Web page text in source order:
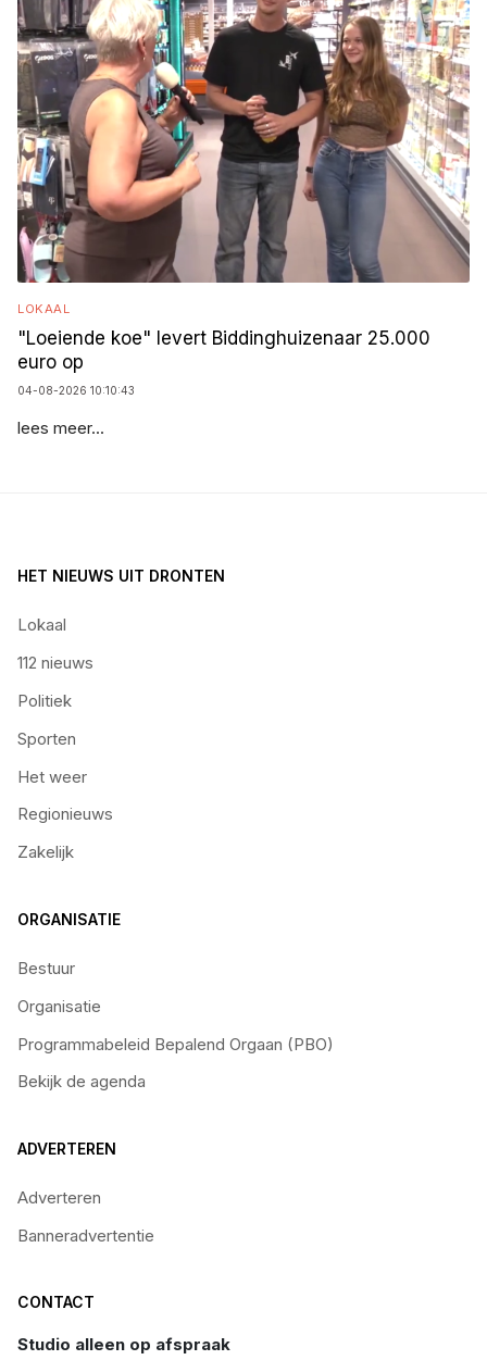
LOKAAL
"Loeiende koe" levert Biddinghuizenaar 25.000
euro op
04-08-2026 10:10:43
lees meer...
HET NIEUWS UIT DRONTEN
Lokaal
112 nieuws
Politiek
Sporten
Het weer
Regionieuws
Zakelijk
ORGANISATIE
Bestuur
Organisatie
Programmabeleid Bepalend Orgaan (PBO)
Bekijk de agenda
ADVERTEREN
Adverteren
Banneradvertentie
CONTACT
Studio alleen op afspraak